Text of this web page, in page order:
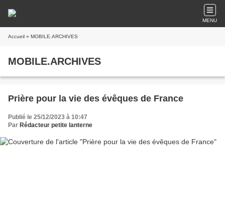
MENU
Accueil » MOBILE.ARCHIVES
MOBILE.ARCHIVES
Prière pour la vie des évêques de France
Publié le 25/12/2023 à 10:47
Par Rédacteur petite lanterne